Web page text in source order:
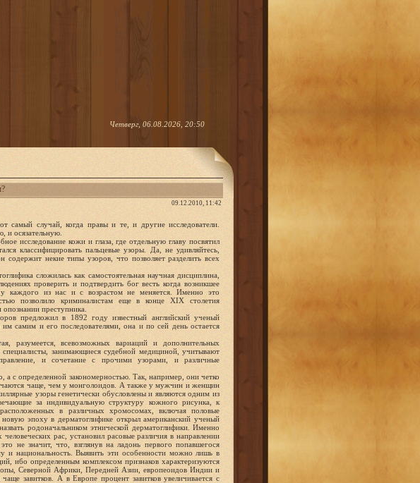
Четверг, 06.08.2026, 20:50
09.12.2010, 11:42
случай, когда правы и те, и другие исследователи.
и осязательную.
исследование кожи и глаза, где отдельную главу посвятил
классифицировать пальцевые узоры. Да, не удивляйтесь,
содержит некие типы узоров, что позволяет разделить всех
сложилась как самостоятельная научная дисциплина,
проверить и подтвердить бог весть когда возникшее
каждого из нас и с возрастом не меняется. Именно это
позволило криминалистам еще в конце XIX столетия
опознании преступника.
предложил в 1892 году известный английский ученый
самим и его последователями, она и по сей день остается
всевозможных вариаций и дополнительных
занимающиеся судебной медициной, учитывают
и сочетание с прочими узорами, и различные
с определенной закономерностью. Так, например, они четко
чаще, чем у монголоидов. А также у мужчин и женщин
узоры генетически обусловлены и являются одним из
за индивидуальную структуру кожного рисунка, к
в различных хромосомах, включая половые
эпоху в дерматоглифике открыл американский ученый
родоначальником этнической дерматоглифики. Именно
рас, установил расовые различия в направлении
не значит, что, взглянув на ладонь первого попавшегося
и национальность. Выявить эти особенности можно лишь в
ибо определенным комплексом признаков характеризуются
Северной Африки, Передней Азии, европеоидов Индии и
завитков. А в Европе процент завитков увеличивается с